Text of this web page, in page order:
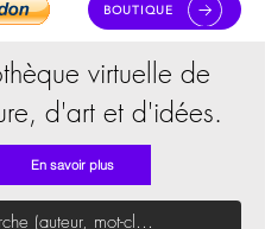
BOUTIQUE
virtuelle de
d'art et d'idées.
En savoir plus